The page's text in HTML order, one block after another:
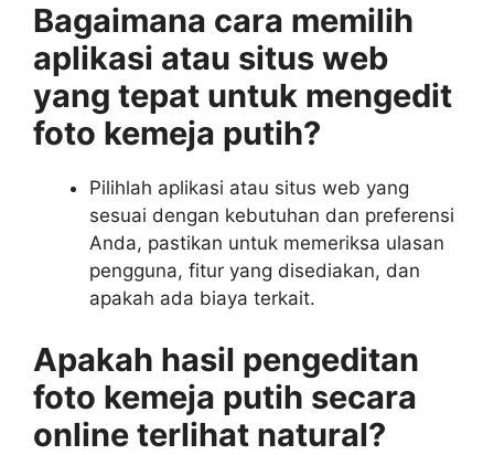
Bagaimana cara memilih
aplikasi atau situs web
yang tepat untuk mengedit
foto kemeja putih?
Pilihlah aplikasi atau situs web yang
sesuai dengan kebutuhan dan preferensi
Anda, pastikan untuk memeriksa ulasan
pengguna, fitur yang disediakan, dan
apakah ada biaya terkait.
Apakah hasil pengeditan
foto kemeja putih secara
online terlihat natural?